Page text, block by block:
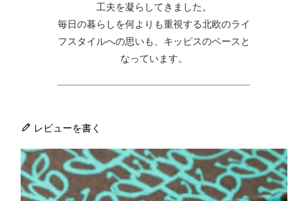
工夫を凝らしてきました。
毎日の暮らしを何よりも重視する北欧のライ
フスタイルへの思いも、キッピスのベースと
なっています。
レビューを書く